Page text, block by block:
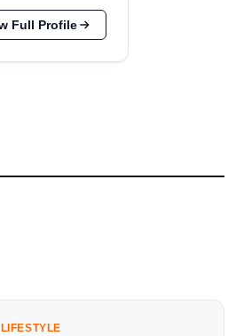
Full Profile
LIFESTYLE